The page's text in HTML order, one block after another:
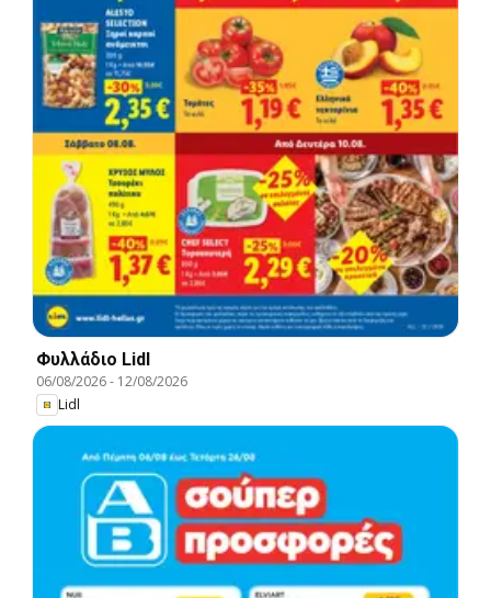
Φυλλάδιο Lidl
06/08/2026- 12/08/2026
Lidl